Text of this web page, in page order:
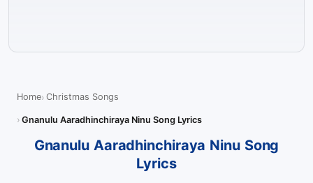
Home Christmas Songs
Gnanulu Aaradhinchiraya Ninu Song Lyrics
Gnanulu Aaradhinchiraya Ninu Song
Lyrics